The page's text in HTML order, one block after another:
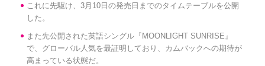
これに先駆け、3月10日の発売日までのタイムテーブルを公開
した。
また先公開された英語シングル『MOONLIGHT SUNRISE』
で、グローバル人気を最証明しており、カムバックへの期待が
高まっている状態だ。